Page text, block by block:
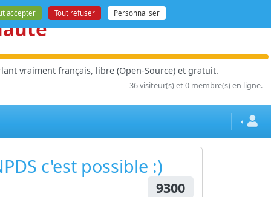
vraiment français, libre (Open-Source) et gratuit.
36 visiteur(s) et 0 membre(s) en ligne.
c'est possible :)
9300
accepter Tout refuser Personnaliser